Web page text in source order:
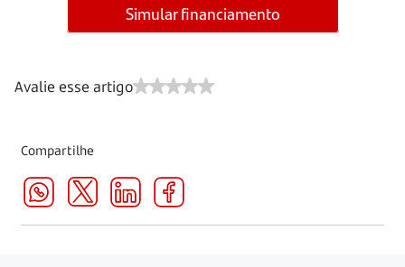
Simular financiamento
Avalie esse artigo
Compartilhe